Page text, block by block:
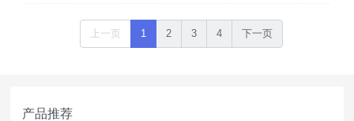
上一页 1 2 3 4 下一页
产品推荐